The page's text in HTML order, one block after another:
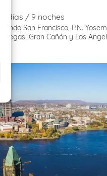
11 días / 9 noches
San Francisco, P.N.
Vegas, Gran Cañón y Los